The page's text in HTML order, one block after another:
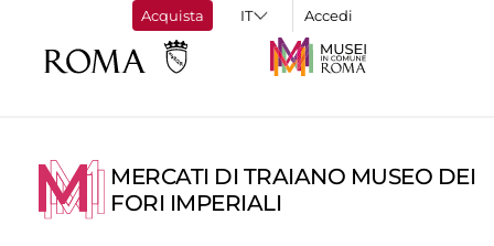
Acquista Accedi
MERCATI DI TRAIANO MUSEO DEI
FORI IMPERIALI